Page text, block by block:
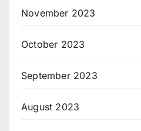
November 2023
October 2023
September 2023
August 2023